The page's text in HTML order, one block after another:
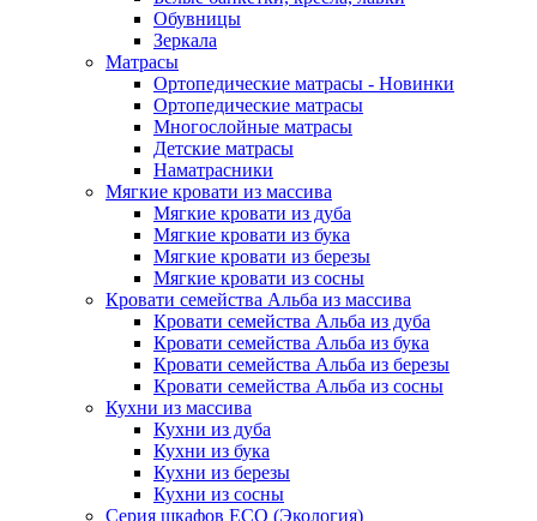
Обувницы
Зеркала
Матрасы
Ортопедические матрасы - Новинки
Ортопедические матрасы
Многослойные матрасы
Детские матрасы
Наматрасники
Мягкие кровати из массива
Мягкие кровати из дуба
Мягкие кровати из бука
Мягкие кровати из березы
Мягкие кровати из сосны
Кровати семейства Альба из массива
Кровати семейства Альба из дуба
Кровати семейства Альба из бука
Кровати семейства Альба из березы
Кровати семейства Альба из сосны
Кухни из массива
Кухни из дуба
Кухни из бука
Кухни из березы
Кухни из сосны
Серия шкафов ECO (Экология)